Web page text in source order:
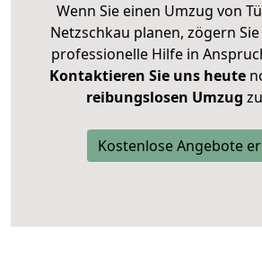
Wenn Sie einen Umzug von
Netzschkau planen, zögern
professionelle Hilfe in
Kontaktieren Sie uns heute
reibungslosen Umzug
Kostenlose Angebote